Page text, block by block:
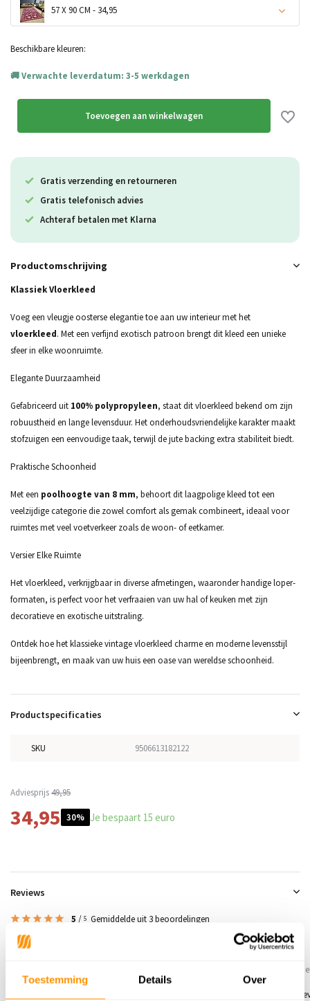
Toestemming Details Over
Adviesprijs49,95
34,95 30% Je bespaart 15 euro
57 X 90 CM - 34,95
Beschikbare kleuren:
Verwachte leverdatum: 3-5 werkdagen
Toevoegen aan winkelwagen
Gratis verzending en retourneren
Gratis telefonisch advies
Achteraf betalen met Klarna
Productomschrijving
Klassiek Vloerkleed
Voeg een vleugje oosterse elegantie toe aan uw interieur met het
vloerkleed. Met een verfijnd exotisch patroon brengt dit kleed een unieke
sfeer in elke woonruimte.
Elegante Duurzaamheid
Gefabriceerd uit 100% polypropyleen, staat dit vloerkleed bekend om zijn
robuustheid en lange levensduur. Het onderhoudsvriendelijke karakter maakt
stofzuigen een eenvoudige taak, terwijl de jute backing extra stabiliteit biedt.
Praktische Schoonheid
Met een poolhoogte van 8 mm, behoort dit laagpolige kleed tot een
veelzijdige categorie die zowel comfort als gemak combineert, ideaal voor
ruimtes met veel voetverkeer zoals de woon- of eetkamer.
Versier Elke Ruimte
Het vloerkleed, verkrijgbaar in diverse afmetingen, waaronder handige loper-
formaten, is perfect voor het verfraaien van uw hal of keuken met zijn
decoratieve en exotische uitstraling.
Ontdek hoe het klassieke vintage vloerkleed charme en moderne levensstijl
bijeenbrengt, en maak van uw huis een oase van wereldse schoonheid.
Productspecificaties
SKU 9506613182122
Reviews
5 / 5 Gemiddelde uit 3 beoordelingen
/5
op 5
Mooi product mooie kleuren en